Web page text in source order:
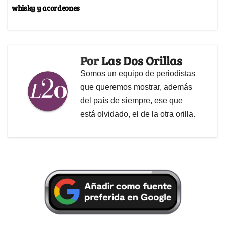
whisky y acordeones
PorLas Dos Orillas
Somos un equipo de periodistas
que queremos mostrar, además
del país de siempre, ese que
está olvidado, el de la otra orilla.